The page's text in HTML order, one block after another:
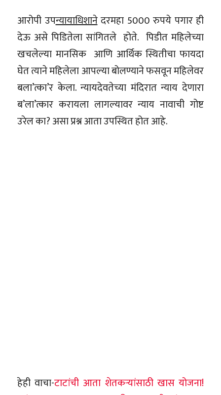
आरोपी उपन्यायाधिशानेदरमहा 5000 रुपये पगार ही
देऊ असे पिडितेला सांगितले होते. पिडीत महिलेच्या
खचलेल्या मानसिक आणि आर्थिक स्थितीचा फायदा
घेत त्याने महिलेला आपल्या बोलण्याने फसवून महिलेवर
बला’त्का’र केला. न्यायदेवतेच्या मंदिरात न्याय देणारा
ब’ला’त्कार करायला लागल्यावर न्याय नावाची गोष्ट
उरेल का? असा प्रश्न आता उपस्थित होत आहे.
हेही वाचा-टाटांची आता शेतकऱ्यांसाठी खास योजना!